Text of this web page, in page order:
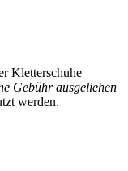
Kletterschuhe
Gebühr ausgeliehen
werden.